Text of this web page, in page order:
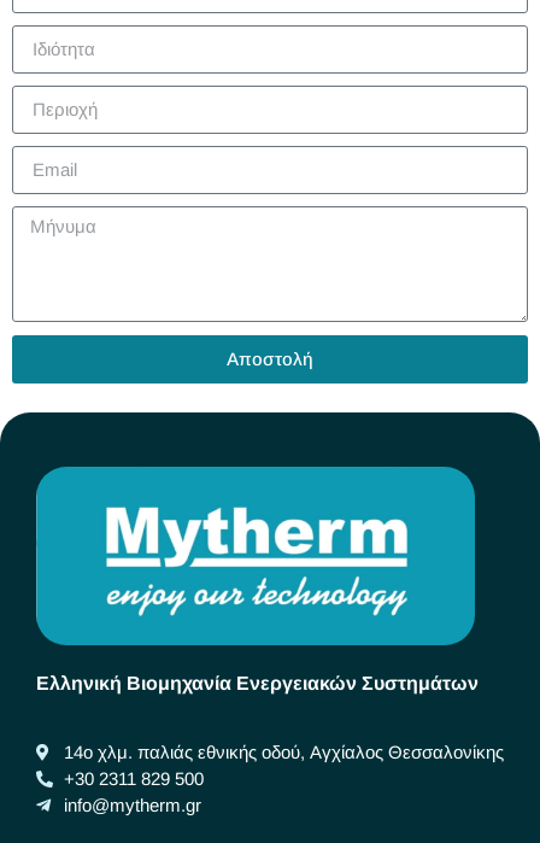
Αποστολή
Ελληνική Βιομηχανία Ενεργειακών Συστημάτων
14ο χλμ. παλιάς εθνικής οδού, Αγχίαλος Θεσσαλονίκης
+30 2311 829 500
info@mytherm.gr